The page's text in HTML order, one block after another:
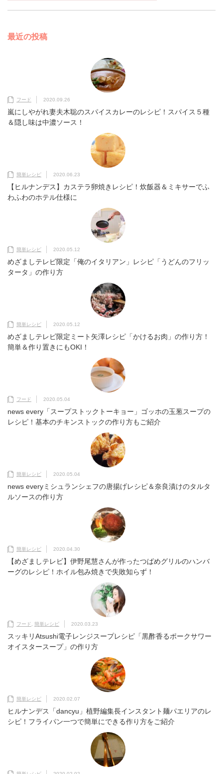
最近の投稿
フード 2020.09.26
嵐にしやがれ妻夫木聡のスパイスカレーのレシピ！スパイス５種
＆隠し味は中濃ソース！
簡単レシピ 2020.06.23
【ヒルナンデス】カステラ卵焼きレシピ！炊飯器＆ミキサーでふ
わふわのホテル仕様に
簡単レシピ 2020.05.12
めざましテレビ限定「俺のイタリアン」レシピ「うどんのフリッ
タータ」の作り方
簡単レシピ 2020.05.12
めざましテレビ限定ミート矢澤レシピ「かけるお肉」の作り方！
簡単＆作り置きにもOKI！
フード 2020.05.04
news every「スープストックトーキョー」ゴッホの玉葱スープの
レシピ！基本のチキンストックの作り方もご紹介
簡単レシピ 2020.05.04
news everyミシュランシェフの唐揚げレシピ＆奈良漬けのタルタ
ルソースの作り方
簡単レシピ 2020.04.30
【めざましテレビ】伊野尾慧さんが作ったつばめグリルのハンバ
ーグのレシピ！ホイル包み焼きで失敗知らず！
フード 簡単レシピ 2020.03.23
スッキリAtsushi電子レンジスープレシピ「黒酢香るポークサワー
オイスタースープ」の作り方
簡単レシピ 2020.02.07
ヒルナンデス「dancyu」植野編集長インスタント麺パエリアのレ
シピ！フライパン一つで簡単にできる作り方をご紹介